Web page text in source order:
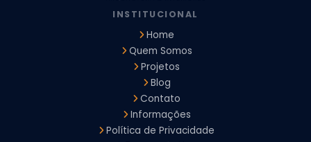
Arquitetura para Reforma de Casas
Design de Interiores Apartamentos
Design de Interiores Residencial
Empresa de Arquitetura e Design
Empresas de Arquitetura e Design de Interiores
Escritório de Design de Interiores
Projeto Executivo Arquitetura
Arquitetura Institucional
Arquitetura Residencial
Empresa de Arquitetura
Empresa de Arquitetura e Engenharia
INSTITUCIONAL
Home
Quem Somos
Projetos
Blog
Contato
Informações
Política de Privacidade